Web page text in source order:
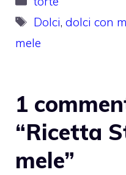
Tag
Dolci,dolci con
mele
1
“Ricetta
mele”